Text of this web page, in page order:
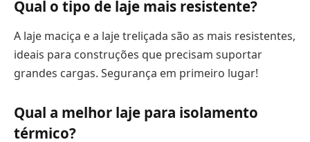
Qual o tipo de laje mais resistente?
A laje maciça e a laje treliçada são as mais resistentes,
ideais para construções que precisam suportar
grandes cargas. Segurança em primeiro lugar!
Qual a melhor laje para isolamento
térmico?